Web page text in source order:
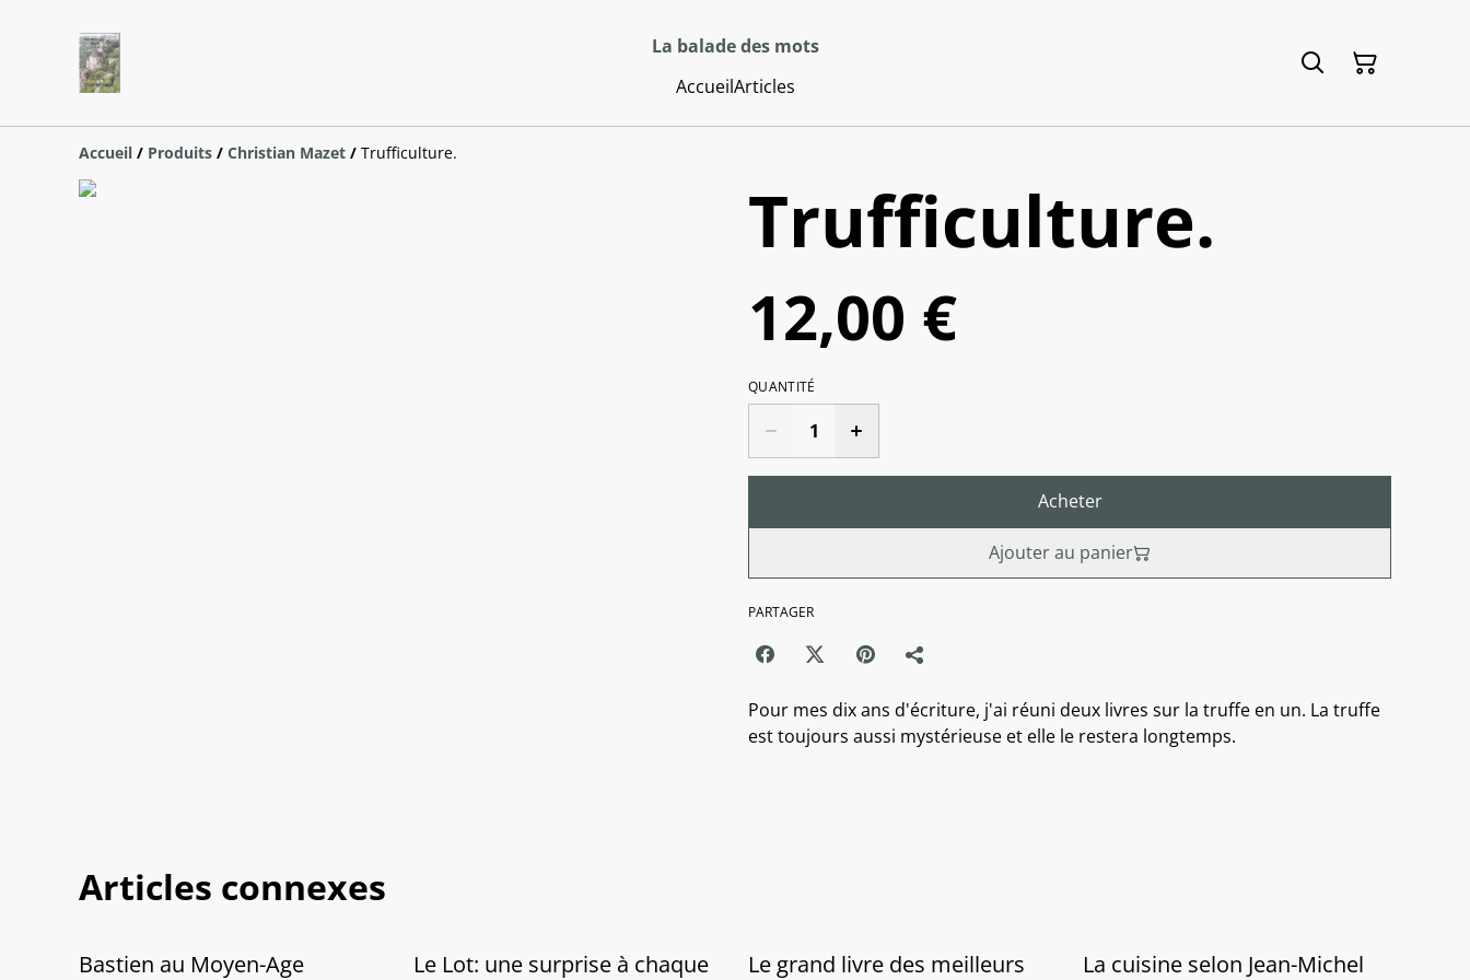
La balade des mots
AccueilArticles
Accueil / Produits / Christian Mazet / Trufficulture.
Trufficulture.
12,00 €
QUANTITÉ
Acheter
Ajouter au panier
PARTAGER
Pour mes dix ans d'écriture, j'ai réuni deux livres sur la truffe en un. La truffe
est toujours aussi mystérieuse et elle le restera longtemps.
Articles connexes
Bastien au Moyen-Age
Le Lot: une surprise à chaque
Le grand livre des meilleurs
La cuisine selon Jean-Michel